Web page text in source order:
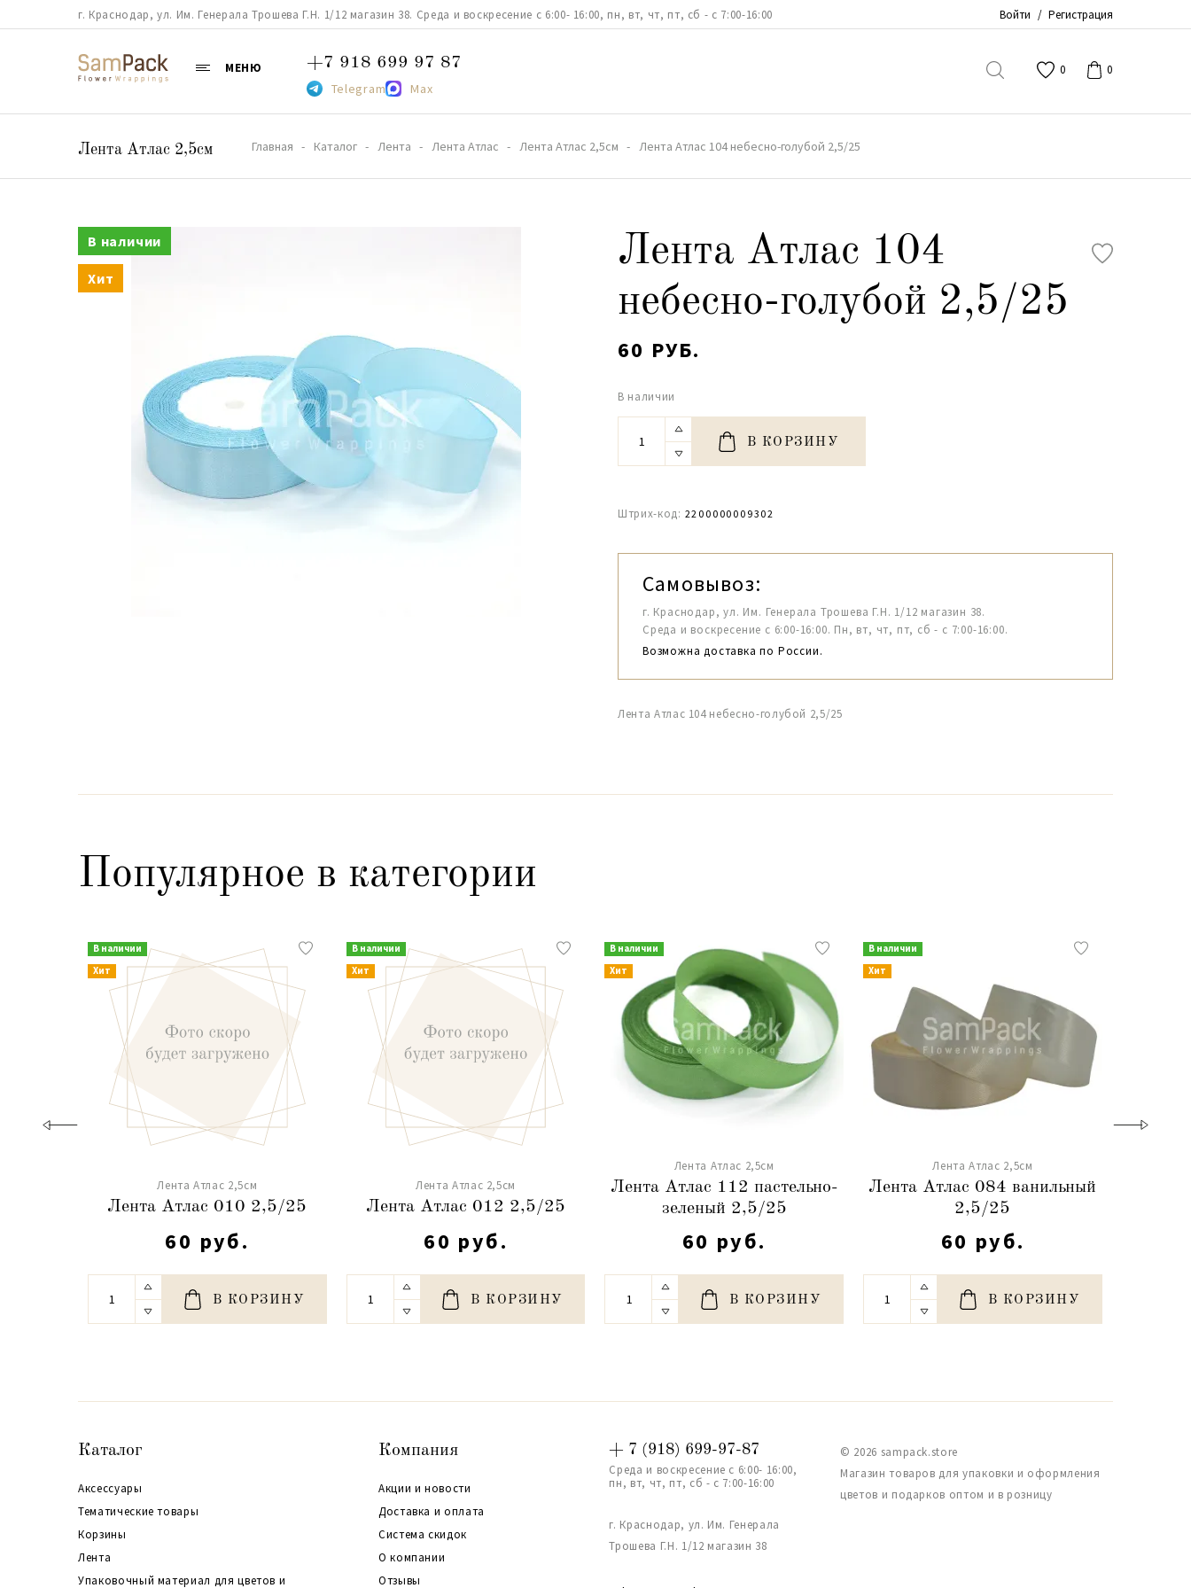
г. Краснодар, ул. Им. Генерала Трошева Г.Н. 1/12 магазин 38. Среда и воскресение с 6:00- 16:00, пн, вт, чт, пт, сб - с 7:00-16:00 Войти / Регистрация
МЕНЮ +7 918 699 97 87
Telegram Max
0 0
Лента Атлас 2,5см Главная Каталог Лента Лента Атлас Лента Атлас 2,5см Лента Атлас 104 небесно-голубой 2,5/25
В наличии
Хит
Лента Атлас 104
небесно-голубой 2,5/25
60 РУБ.
В наличии
В КОРЗИНУ
Штрих-код: 2200000009302
Самовывоз:
г. Краснодар, ул. Им. Генерала Трошева Г.Н. 1/12 магазин 38.
Среда и воскресение с 6:00-16:00. Пн, вт, чт, пт, сб - с 7:00-16:00.
Возможна доставка по России.
Лента Атлас 104 небесно-голубой 2,5/25
Популярное в категории
В наличии
Хит
Лента Атлас 2,5см
Лента Атлас 010 2,5/25
60 руб.
В КОРЗИНУ
В наличии
Хит
Лента Атлас 2,5см
Лента Атлас 012 2,5/25
60 руб.
В КОРЗИНУ
В наличии
Хит
Лента Атлас 2,5см
Лента Атлас 112 пастельно-
зеленый 2,5/25
60 руб.
В КОРЗИНУ
В наличии
Хит
Лента Атлас 2,5см
Лента Атлас 084 ванильный
2,5/25
60 руб.
В КОРЗИНУ
Каталог
Аксессуары
Тематические товары
Корзины
Лента
Упаковочный материал для цветов и
Компания
Акции и новости
Доставка и оплата
Система скидок
О компании
Отзывы
+ 7 (918) 699-97-87
Среда и воскресение с 6:00- 16:00,
пн, вт, чт, пт, сб - с 7:00-16:00
г. Краснодар, ул. Им. Генерала
Трошева Г.Н. 1/12 магазин 38
© 2026 sampack.store
Магазин товаров для упаковки и оформления
цветов и подарков оптом и в розницу